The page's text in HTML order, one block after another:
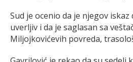
Sud je ocenio da je njegov iskaz
uverljiv i da je saglasan sa
Miljojkovićevih povreda,